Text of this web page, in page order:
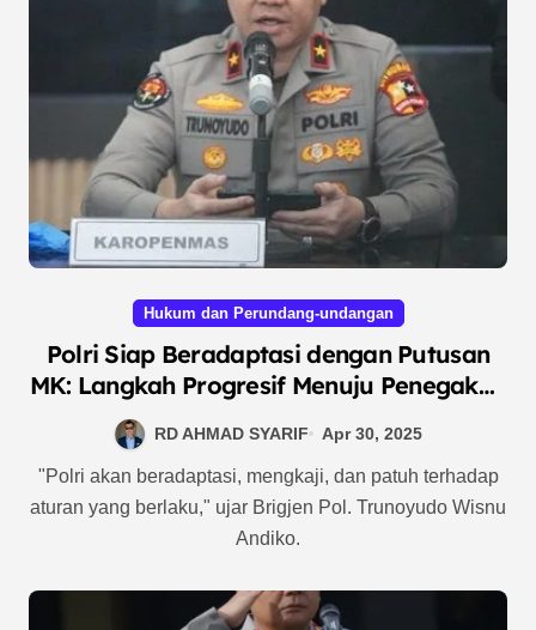
Hukum dan Perundang-undangan
Polri Siap Beradaptasi dengan Putusan
MK: Langkah Progresif Menuju Penegakan
Hukum yang Lebih Adil
RD AHMAD SYARIF Apr 30, 2025
"Polri akan beradaptasi, mengkaji, dan patuh terhadap
aturan yang berlaku," ujar Brigjen Pol. Trunoyudo Wisnu
Andiko.